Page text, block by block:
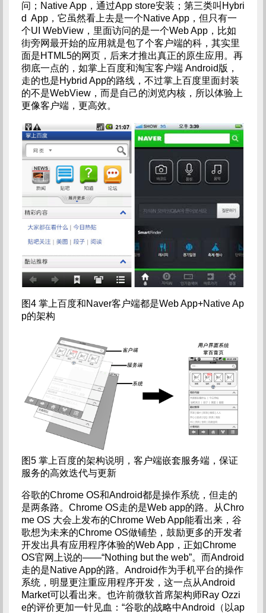
问；Native App，通过App store安装；第三类叫Hybri
d App，它虽然看上去是一个Native App，但只有一
个UI WebView，里面访问的是一个Web App，比如
街旁网最开始的应用就是包了个客户端的科，其实里
面是HTML5的网页，后来才推出真正的原生应用。再
彻底一点的，如掌上百度和淘宝客户端 Android版，
走的也是Hybrid App的路线，不过掌上百度里面封装
的不是WebView，而是自己的浏览内核，所以体验上
更像客户端，更高效。
图4 掌上百度和Naver客户端都是Web App+Native Ap
p的架构
图5 掌上百度的架构说明，客户端嵌套服务端，保证
服务的高效迭代与更新
谷歌的Chrome OS和Android都是操作系统，但走的
是两条路。Chrome OS走的是Web app的路。从Chro
me OS 大会上发布的Chrome Web App能看出来，谷
歌想为未来的Chrome OS做铺垫，鼓励更多的开发者
开发出具有应用程序体验的Web App，正如Chrome
OS官网上说的——“Nothing but the web”。而Android
走的是Native App的路。Android作为手机平台的操作
系统，明显更注重应用程序开发，这一点从Android
Market可以看出来。也许前微软首席架构师Ray Ozzi
e的评价更加一针见血：“谷歌的战略中Android（以ap